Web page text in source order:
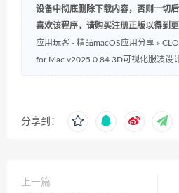
设备中彻底删除下载内容，否则一切
喜欢该程序，请购买注册正版以得到更
应用玩客 - 精品macOS应用分享 »
for Mac v2025.0.84 3D可视化服装设
分享到：
上一篇